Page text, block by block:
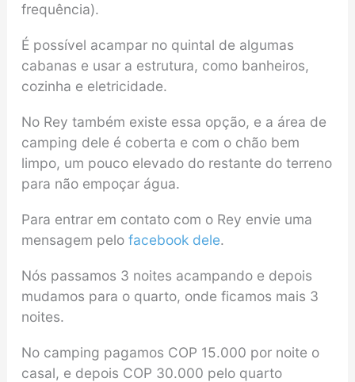
frequência).
É possível acampar no quintal de algumas
cabanas e usar a estrutura, como banheiros,
cozinha e eletricidade.
No Rey também existe essa opção, e a área de
camping dele é coberta e com o chão bem
limpo, um pouco elevado do restante do terreno
para não empoçar água.
Para entrar em contato com o Rey envie uma
mensagem pelo facebook dele.
Nós passamos 3 noites acampando e depois
mudamos para o quarto, onde ficamos mais 3
noites.
No camping pagamos COP 15.000 por noite o
casal, e depois COP 30.000 pelo quarto